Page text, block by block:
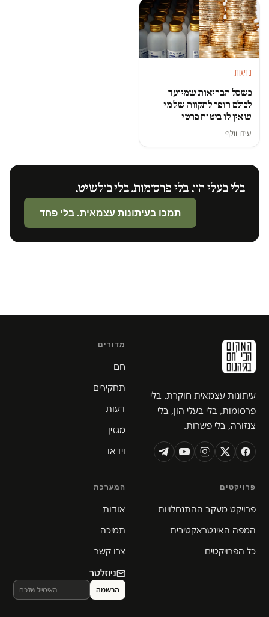
בריאות
כשסל הבריאות שמיועד
לכולם הופך לתקווה של מי
שאין לו ביטוח פרטי
עידו וולף
בלי בעלי הון. בלי פרסומות. בלי בולשיט.
תמכו בעיתונות עצמאית. בלי פחד
עיתונות עצמאית חוקרת. בלי
פרסומות, בלי בעלי הון, בלי
צנזורה, בלי פשרות.
מדורים
חם
תחקירים
דעות
מגזין
וידאו
פרויקטים
פרויקט מעקב ההתנחלויות
המפה האינטראקטיבית
כל הפרויקטים
המערכת
אודות
תמיכה
צרו קשר
ניוזלטר